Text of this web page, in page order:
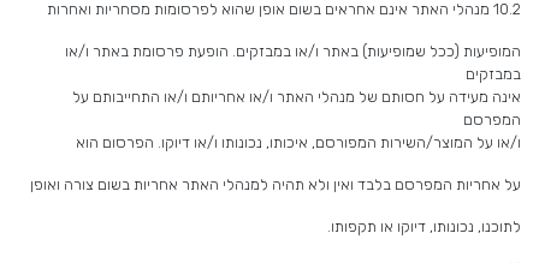
10.2 מנהלי האתר אינם אחראים בשום אופן שהוא לפרסומות מסחריות ואחרות
המופיעות (ככל שמופיעות) באתר ו/או במבזקים. הופעת פרסומת באתר ו/או
במבזקים
אינה מעידה על חסותם של מנהלי האתר ו/או אחריותם ו/או התחייבותם על
המפרסם
ו/או על המוצר/השירות המפורסם, איכותו, נכונותו ו/או דיוקו. הפרסום הוא
על אחריות המפרסם בלבד ואין ולא תהיה למנהלי האתר אחריות בשום צורה ואופן
לתוכנו, נכונותו, דיוקו או תקפותו.